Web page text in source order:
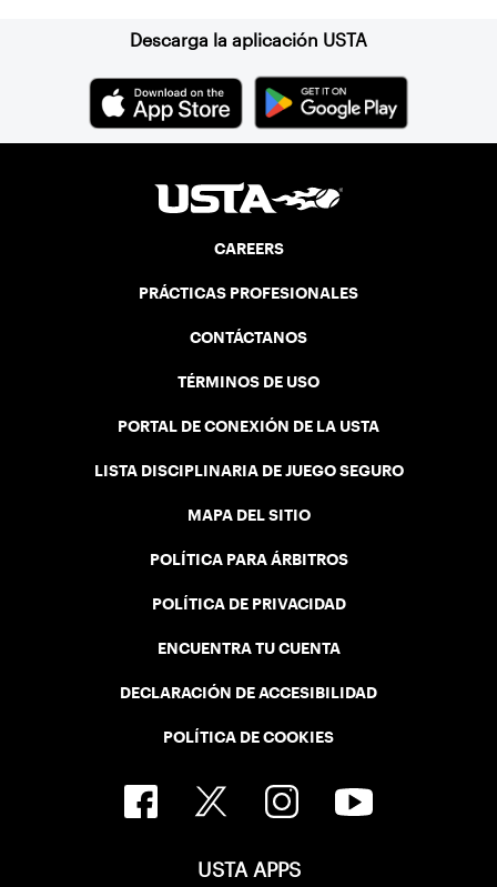
Descarga la aplicación USTA
CAREERS
PRÁCTICAS PROFESIONALES
CONTÁCTANOS
TÉRMINOS DE USO
PORTAL DE CONEXIÓN DE LA USTA
LISTA DISCIPLINARIA DE JUEGO SEGURO
MAPA DEL SITIO
POLÍTICA PARA ÁRBITROS
POLÍTICA DE PRIVACIDAD
ENCUENTRA TU CUENTA
DECLARACIÓN DE ACCESIBILIDAD
POLÍTICA DE COOKIES
USTA APPS